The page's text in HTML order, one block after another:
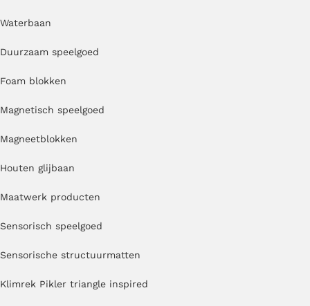
Waterbaan
Duurzaam speelgoed
Foam blokken
Magnetisch speelgoed
Magneetblokken
Houten glijbaan
Maatwerk producten
Sensorisch speelgoed
Sensorische structuurmatten
Klimrek Pikler triangle inspired